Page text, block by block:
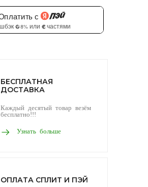
БЕСПЛАТНАЯ
ДОСТАВКА
Каждый десятый товар везём
бесплатно!!!
Узнать больше
ОПЛАТА СПЛИТ И ПЭЙ